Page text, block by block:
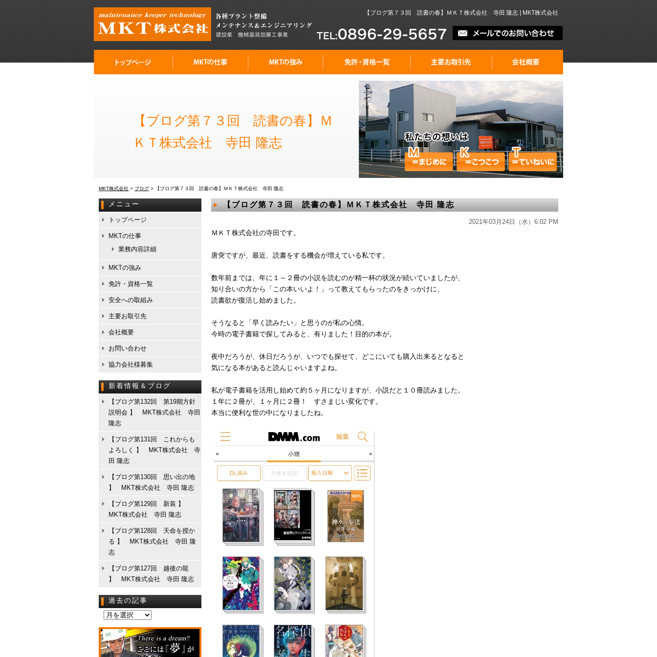
【ブログ第７３回 読書の春】ＭＫＴ株式会社 寺田 隆志 | MKT株式会社
【ブログ第７３回 読書の春】Ｍ
ＫＴ株式会社 寺田 隆志
MKT株式会社 > ブログ > 【ブログ第７３回 読書の春】ＭＫＴ株式会社 寺田 隆志
【ブログ第７３回 読書の春】ＭＫＴ株式会社 寺田 隆志
2021年03月24日（水）6:02 PM
ＭＫＴ株式会社の寺田です。
唐突ですが、最近、読書をする機会が増えている私です。
数年前までは、年に１～２冊の小説を読むのが精一杯の状況が続いていましたが、
知り合いの方から「この本いいよ！」って教えてもらったのをきっかけに、
読書欲が復活し始めました。
そうなると「早く読みたい」と思うのが私の心情。
今時の電子書籍で探してみると、有りました！目的の本が。
夜中だろうが、休日だろうが、いつでも探せて、どこにいても購入出来るとなると
気になる本があると読んじゃいますよね。
私が電子書籍を活用し始めて約５ヶ月になりますが、小説だと１０冊読みました。
１年に２冊が、１ヶ月に２冊！ すさまじい変化です。
本当に便利な世の中になりましたね。
メニュー
トップページ
MKTの仕事
業務内容詳細
MKTの強み
免許・資格一覧
安全への取組み
主要お取引先
会社概要
お問い合わせ
協力会社様募集
新着情報＆ブログ
【ブログ第132回 第19期方針
説明会 】 MKT株式会社 寺田
隆志
【ブログ第131回 これからも
よろしく 】 MKT株式会社 寺
田 隆志
【ブログ第130回 思い出の地
】 MKT株式会社 寺田 隆志
【ブログ第129回 新装 】
MKT株式会社 寺田 隆志
【ブログ第128回 天命を授か
る 】 MKT株式会社 寺田 隆
志
【ブログ第127回 越後の龍
】 MKT株式会社 寺田 隆志
過去の記事
の
記